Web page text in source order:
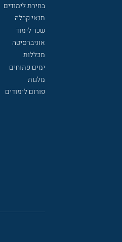
בחירת לימודים
תנאי קבלה
שכר לימוד
אוניברסיטה
מכללות
ימים פתוחים
מלגות
פורום לימודים